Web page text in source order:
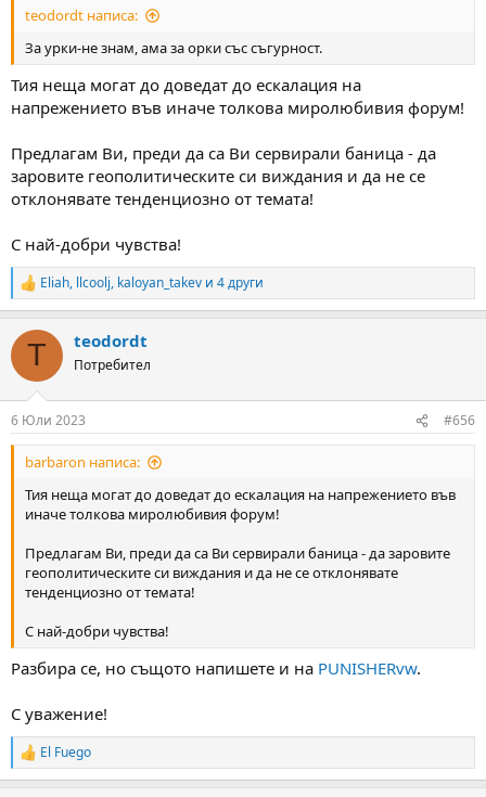
teodordt написа:
За урки-не знам, ама за орки със съгурност.
Тия неща могат до доведат до ескалация на
напрежението във иначе толкова миролюбивия форум!
Предлагам Ви, преди да са Ви сервирали баница - да
заровите геополитическите си виждания и да не се
отклонявате тенденциозно от темата!
С най-добри чувства!
R
e
c
i
s
:
Eliah, llcoolj, kaloyan_takev и 4 други
T teodordt
Потребител
6 Юли 2023 #656
barbaron написа:
Тия неща могат до доведат до ескалация на напрежението във
иначе толкова миролюбивия форум!
Предлагам Ви, преди да са Ви сервирали баница - да заровите
геополитическите си виждания и да не се отклонявате
тенденциозно от темата!
С най-добри чувства!
Разбира се, но същото напишете и на PUNISHERvw.
С уважение!
R
e
El Fuego